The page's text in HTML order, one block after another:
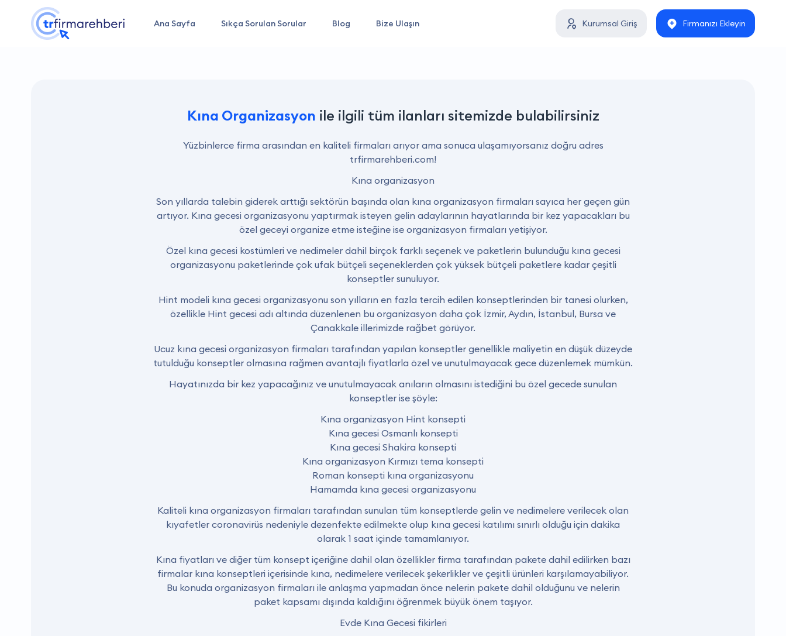
Ana Sayfa Sıkça Sorulan Sorular Blog Bize Ulaşın Kurumsal Giriş Firmanızı Ekleyin
Kına Organizasyon ile ilgili tüm ilanları sitemizde bulabilirsiniz
Yüzbinlerce firma arasından en kaliteli firmaları arıyor ama sonuca ulaşamıyorsanız doğru adres
trfirmarehberi.com!
Kına organizasyon
Son yıllarda talebin giderek arttığı sektörün başında olan kına organizasyon firmaları sayıca her geçen gün
artıyor. Kına gecesi organizasyonu yaptırmak isteyen gelin adaylarının hayatlarında bir kez yapacakları bu
özel geceyi organize etme isteğine ise organizasyon firmaları yetişiyor.
Özel kına gecesi kostümleri ve nedimeler dahil birçok farklı seçenek ve paketlerin bulunduğu kına gecesi
organizasyonu paketlerinde çok ufak bütçeli seçeneklerden çok yüksek bütçeli paketlere kadar çeşitli
konseptler sunuluyor.
Hint modeli kına gecesi organizasyonu son yılların en fazla tercih edilen konseptlerinden bir tanesi olurken,
özellikle Hint gecesi adı altında düzenlenen bu organizasyon daha çok İzmir, Aydın, İstanbul, Bursa ve
Çanakkale illerimizde rağbet görüyor.
Ucuz kına gecesi organizasyon firmaları tarafından yapılan konseptler genellikle maliyetin en düşük düzeyde
tutulduğu konseptler olmasına rağmen avantajlı fiyatlarla özel ve unutulmayacak gece düzenlemek mümkün.
Hayatınızda bir kez yapacağınız ve unutulmayacak anıların olmasını istediğini bu özel gecede sunulan
konseptler ise şöyle:
Kına organizasyon Hint konsepti
Kına gecesi Osmanlı konsepti
Kına gecesi Shakira konsepti
Kına organizasyon Kırmızı tema konsepti
Roman konsepti kına organizasyonu
Hamamda kına gecesi organizasyonu
Kaliteli kına organizasyon firmaları tarafından sunulan tüm konseptlerde gelin ve nedimelere verilecek olan
kıyafetler coronavirüs nedeniyle dezenfekte edilmekte olup kına gecesi katılımı sınırlı olduğu için dakika
olarak 1 saat içinde tamamlanıyor.
Kına fiyatları ve diğer tüm konsept içeriğine dahil olan özellikler firma tarafından pakete dahil edilirken bazı
firmalar kına konseptleri içerisinde kına, nedimelere verilecek şekerlikler ve çeşitli ürünleri karşılamayabiliyor.
Bu konuda organizasyon firmaları ile anlaşma yapmadan önce nelerin pakete dahil olduğunu ve nelerin
paket kapsamı dışında kaldığını öğrenmek büyük önem taşıyor.
Evde Kına Gecesi fikirleri